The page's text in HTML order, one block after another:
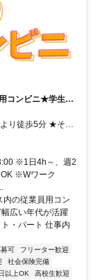
コンビニ★学生さ
中！★
り徒歩5分 ★その
堂前駅
※1日4h～、週2
※Wワーク
内の従業員用コン
広い年代が活躍
・パート 仕事内
可
フリーター歓迎
社会保険完備
以上OK
高校生歓迎